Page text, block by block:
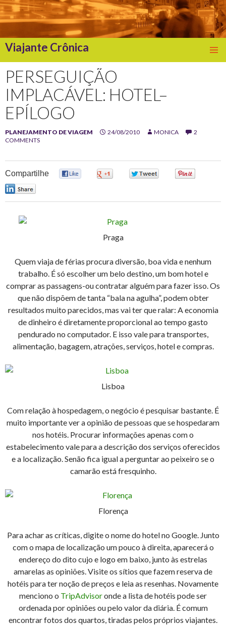
Viajante Crônica
TO
CONTENT
PERSEGUIÇÃO
IMPLACÁVEL: HOTEL–
EPÍLOGO
PLANEJAMENTO DE VIAGEM 24/08/2010 MONICA
2
COMMENTS
Compartilhe
Praga
Quem viaja de férias procura diversão, boa vida e nenhum
trabalho. É só escolher um belo destino, um bom hotel e
comprar as passagens-ou contratar alguém para fazer isso. Os
que não dispõem de tanta “bala na agulha”, podem obter
resultados muito parecidos, mas vai ter que ralar: A economia
de dinheiro é diretamente proporcional ao tempo gasto
pendurado no computador. E isso vale para transportes,
alimentação, bagagem, atrações, serviços, hotel e compras.
Lisboa
Com relação à hospedagem, o negócio é pesquisar bastante. É
muito importante ver a opinião de pessoas que se hospedaram
nos hotéis. Procurar informações apenas com o
estabelecimento vale para a descrição dos serviços oferecidos
e a localização. Senão fica igual a perguntar ao peixeiro se o
camarão está fresquinho.
Florença
Para achar as críticas, digite o nome do hotel no Google. Junto
com o mapa de localização um pouco à direita, aparecerá o
endereço do dito cujo e logo em baixo, junto às estrelas
amarelas as opiniões. Visite os sítios que fazem reserva de
hotéis para ter noção de preços e leia as resenhas. Novamente
menciono o TripAdvisoronde a lista de hotéis pode ser
ordenada por opiniões ou pelo valor da diária. É comum
encontrar fotos dos quartos, tiradas pelos próprios viajantes.